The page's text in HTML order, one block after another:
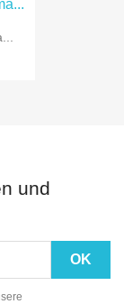
und